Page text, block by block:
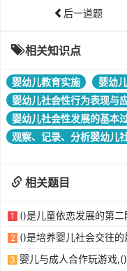
后一道题
相关知识点
婴幼儿教育实施
婴幼
婴幼儿社会性行为表现与
婴幼儿社会性发展的基本
观察、记录、分析婴幼儿
相关题目
1 ()是儿童依恋发展的第二
2 ()是培养婴儿社会交往的
3 婴儿与成人合作玩游戏,()